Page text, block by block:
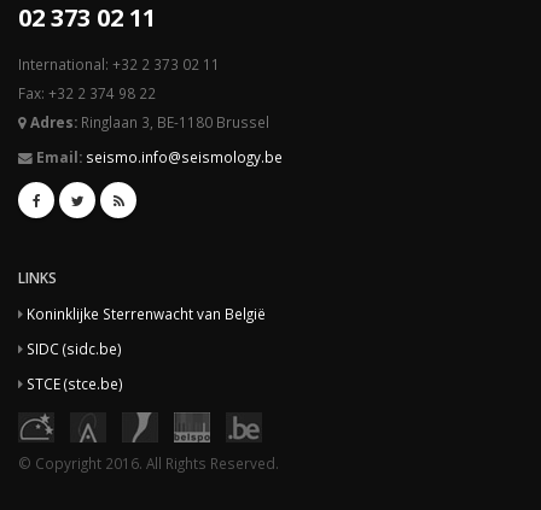
02 373 02 11
International: +32 2 373 02 11
Fax: +32 2 374 98 22
Adres: Ringlaan 3, BE-1180 Brussel
Email: seismo.info@seismology.be
LINKS
Koninklijke Sterrenwacht van België
SIDC (sidc.be)
STCE (stce.be)
© Copyright 2016. All Rights Reserved.